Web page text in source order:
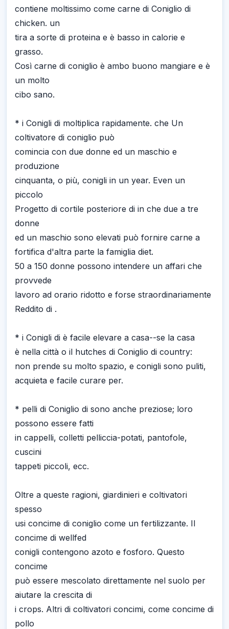
contiene moltissimo come carne di Coniglio di
chicken. un
tira a sorte di proteina e è basso in calorie e
grasso.
Così carne di coniglio è ambo buono mangiare e è
un molto
cibo sano.
* i Conigli di moltiplica rapidamente. che Un
coltivatore di coniglio può
comincia con due donne ed un maschio e
produzione
cinquanta, o più, conigli in un year. Even un
piccolo
Progetto di cortile posteriore di in che due a tre
donne
ed un maschio sono elevati può fornire carne a
fortifica d'altra parte la famiglia diet.
50 a 150 donne possono intendere un affari che
provvede
lavoro ad orario ridotto e forse straordinariamente
Reddito di .
* i Conigli di è facile elevare a casa--se la casa
è nella città o il hutches di Coniglio di country:
non prende su molto spazio, e conigli sono puliti,
acquieta e facile curare per.
* pelli di Coniglio di sono anche preziose; loro
possono essere fatti
in cappelli, colletti pelliccia-potati, pantofole,
cuscini
tappeti piccoli, ecc.
Oltre a queste ragioni, giardinieri e coltivatori
spesso
usi concime di coniglio come un fertilizzante. Il
concime di wellfed
conigli contengono azoto e fosforo. Questo
concime
può essere mescolato direttamente nel suolo per
aiutare la crescita di
i crops. Altri di coltivatori concimi, come concime di
pollo